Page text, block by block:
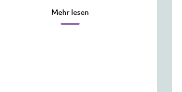
Mehr lesen